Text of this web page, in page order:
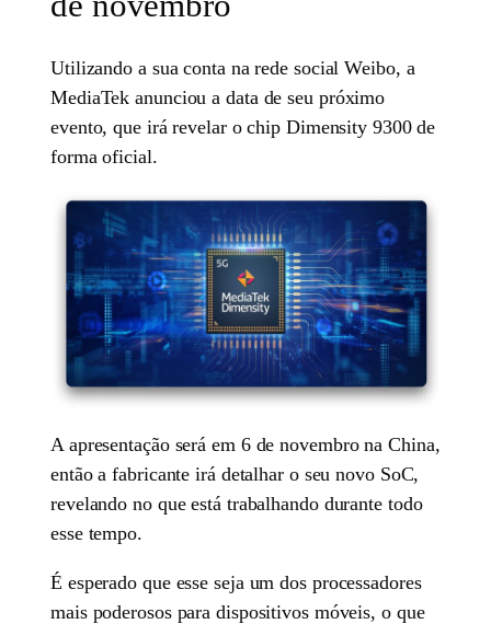
Utilizando a sua conta na rede social Weibo, a
MediaTek anunciou a data de seu próximo
evento, que irá revelar o chip Dimensity 9300 de
forma oficial.
A apresentação será em 6 de novembro na China,
então a fabricante irá detalhar o seu novo SoC,
revelando no que está trabalhando durante todo
esse tempo.
É esperado que esse seja um dos processadores
mais poderosos para dispositivos móveis, o que